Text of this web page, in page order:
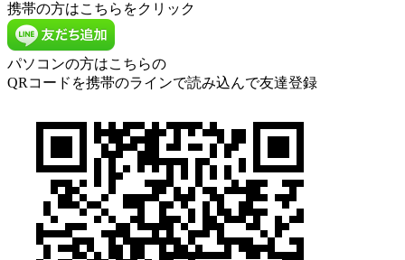
携帯の方はこちらをクリック
パソコンの方はこちらの
QRコードを携帯のラインで読み込んで友達登録